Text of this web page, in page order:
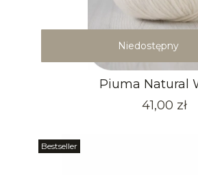
Niedostępny
Piuma Natural
Cena
41,00 zł
Bestseller